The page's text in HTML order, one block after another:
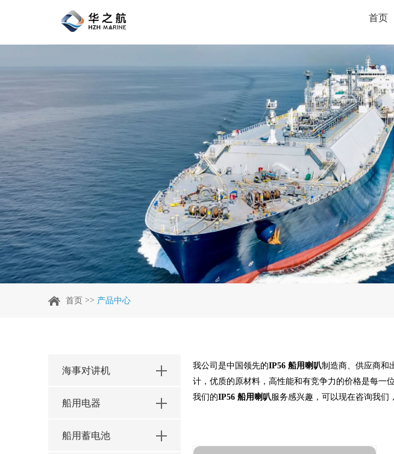
首页
首页 >> 产品中心
我公司是中国领先的IP56 船用喇叭制造商、供应商和
计，优质的原材料，高性能和有竞争力的价格是每一
我们的IP56 船用喇叭服务感兴趣，可以现在咨询我们
海事对讲机
船用电器
船用蓄电池